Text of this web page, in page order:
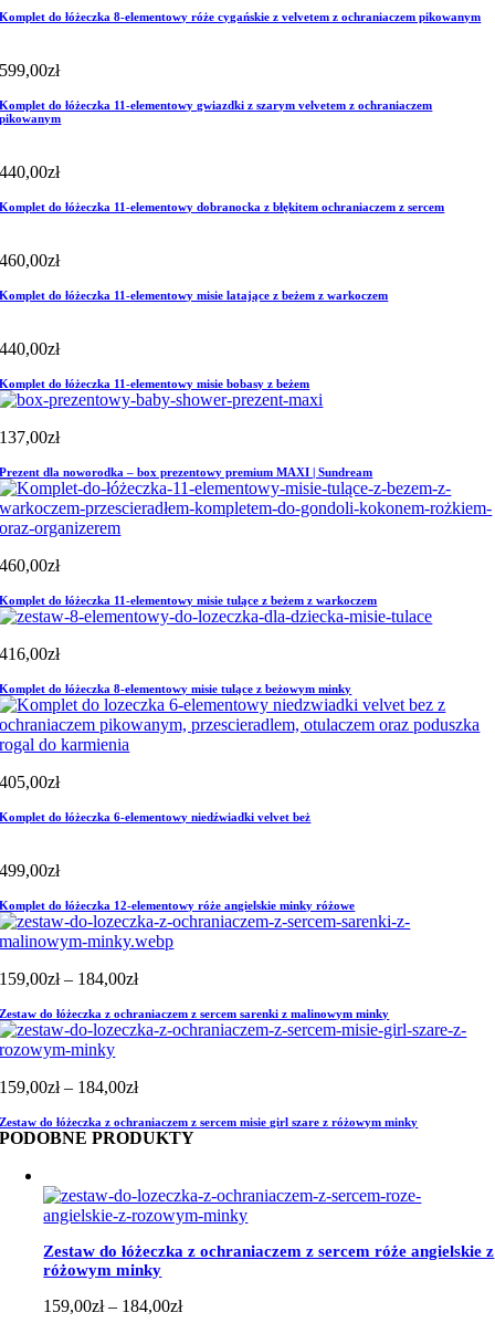
Komplet do łóżeczka 8-elementowy róże cygańskie z velvetem z ochraniaczem pikowanym
599,00zł
Komplet do łóżeczka 11-elementowy gwiazdki z szarym velvetem z ochraniaczem
pikowanym
440,00zł
Komplet do łóżeczka 11-elementowy dobranocka z błękitem ochraniaczem z sercem
460,00zł
Komplet do łóżeczka 11-elementowy misie latające z beżem z warkoczem
440,00zł
Komplet do łóżeczka 11-elementowy misie bobasy z beżem
137,00zł
Prezent dla noworodka – box prezentowy premium MAXI | Sundream
460,00zł
Komplet do łóżeczka 11-elementowy misie tulące z beżem z warkoczem
416,00zł
Komplet do łóżeczka 8-elementowy misie tulące z beżowym minky
405,00zł
Komplet do łóżeczka 6-elementowy niedźwiadki velvet beż
499,00zł
Komplet do łóżeczka 12-elementowy róże angielskie minky różowe
159,00zł – 184,00złZakres
od
159,00zł
Zestaw do łóżeczka z ochraniaczem z sercem sarenki z malinowym minky
159,00zł – 184,00złZakres
od
159,00zł
184,00zł
Zestaw do łóżeczka z ochraniaczem z sercem misie girl szare z różowym minky
PODOBNE PRODUKTY
Zestaw do łóżeczka z ochraniaczem z sercem róże angielskie z
różowym minky
159,00zł – 184,00złZakres